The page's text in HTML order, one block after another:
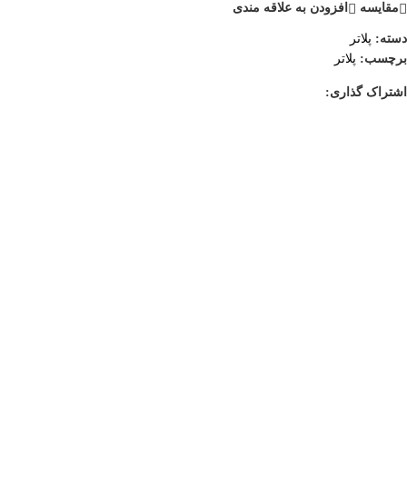
مقایسه افزودن به علاقه مندی
دسته: پلاتر
برچسب: پلاتر
اشتراک گذاری: